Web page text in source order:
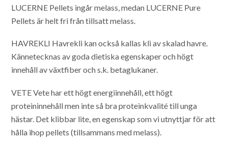
LUCERNE Pellets ingår melass, medan LUCERNE Pure
Pellets är helt fri från tillsatt melass.
HAVREKLI Havrekli kan också kallas kli av skalad havre.
Kännetecknas av goda dietiska egenskaper och högt
innehåll av växtfiber och s.k. betaglukaner.
VETEVete har ett högt energiinnehåll, ett högt
proteininnehåll men inte så bra proteinkvalité till unga
hästar. Det klibbar lite, en egenskap som vi utnyttjar för att
hålla ihop pellets (tillsammans med melass).